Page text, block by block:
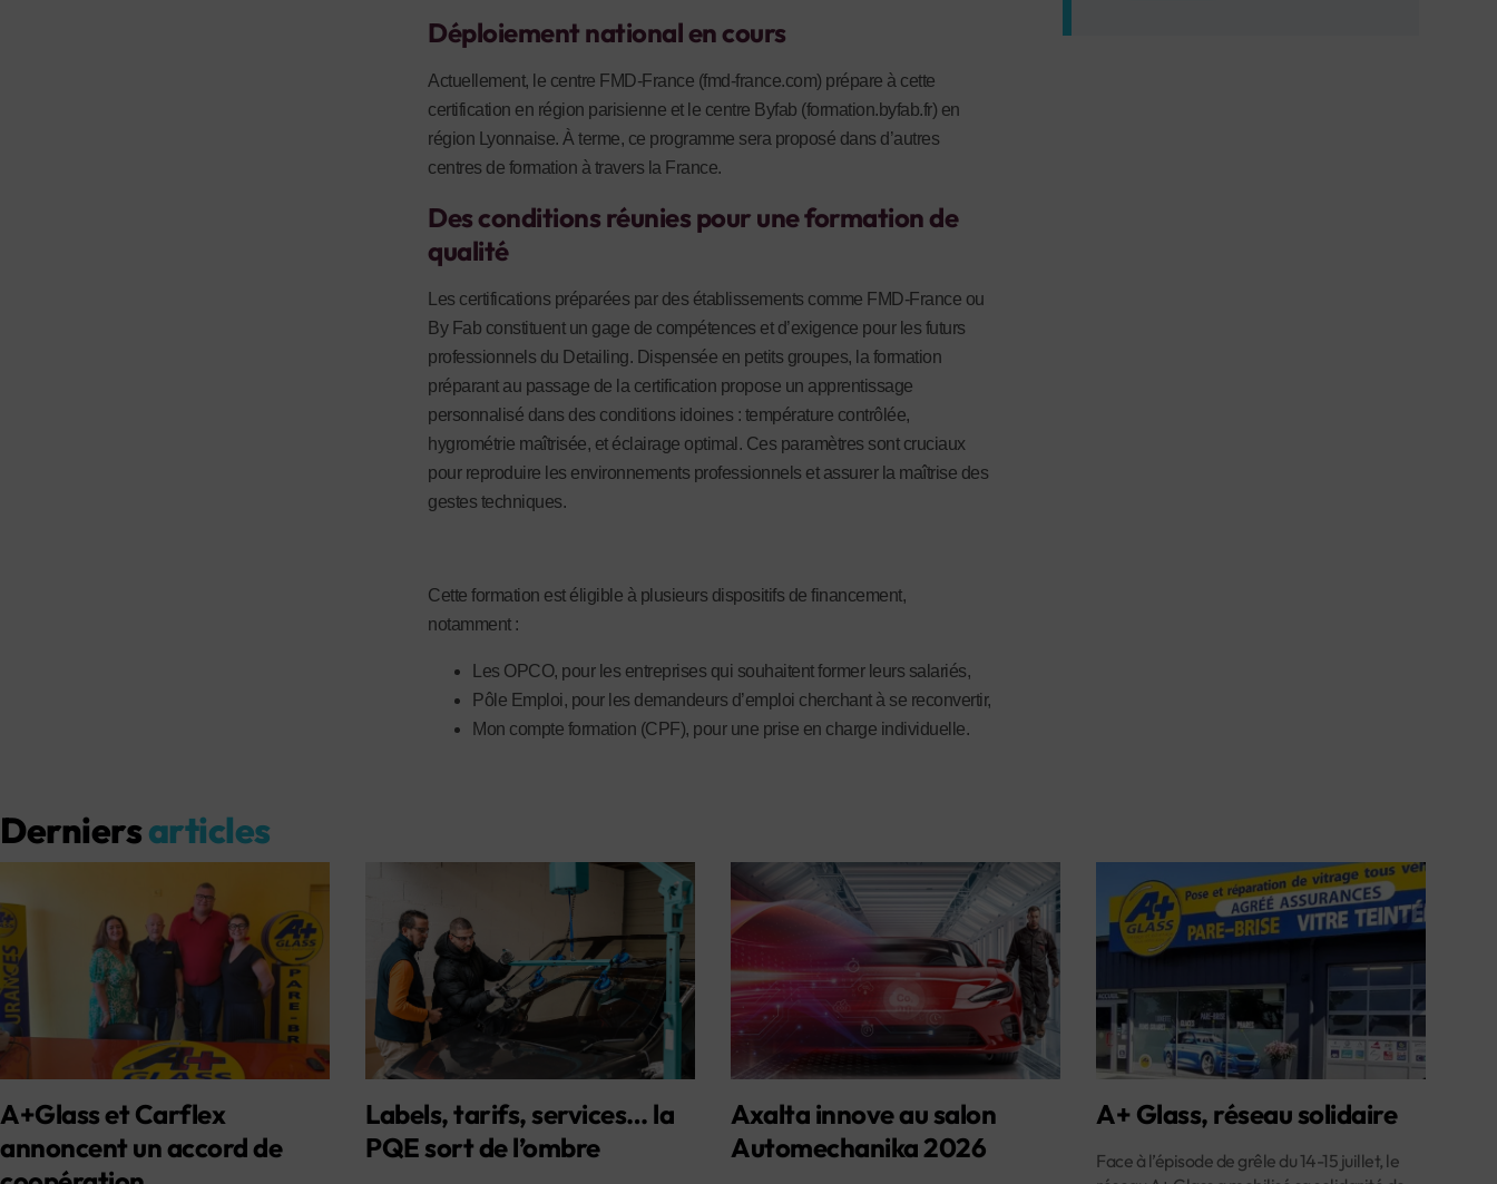
Déploiement national en cours
Actuellement, le centre FMD-France (fmd-france.com) prépare à cette
certification en région parisienne et le centre Byfab (formation.byfab.fr) en
région Lyonnaise. À terme, ce programme sera proposé dans d’autres
centres de formation à travers la France.
Des conditions réunies pour une formation de
qualité
Les certifications préparées par des établissements comme FMD-France ou
By Fab constituent un gage de compétences et d’exigence pour les futurs
professionnels du Detailing. Dispensée en petits groupes, la formation
préparant au passage de la certification propose un apprentissage
personnalisé dans des conditions idoines : température contrôlée,
hygrométrie maîtrisée, et éclairage optimal. Ces paramètres sont cruciaux
pour reproduire les environnements professionnels et assurer la maîtrise des
gestes techniques.
Cette formation est éligible à plusieurs dispositifs de financement,
notamment :
Les OPCO, pour les entreprises qui souhaitent former leurs salariés,
Pôle Emploi, pour les demandeurs d’emploi cherchant à se reconvertir,
Mon compte formation (CPF), pour une prise en charge individuelle.
Derniersarticles
A+Glass et Carflex
annoncent un accord de
Labels, tarifs, services… la
PQE sort de l’ombre
Axalta innove au salon
Automechanika 2026
A+ Glass, réseau solidaire
Face à l’épisode de grêle du 14-15 juillet, le